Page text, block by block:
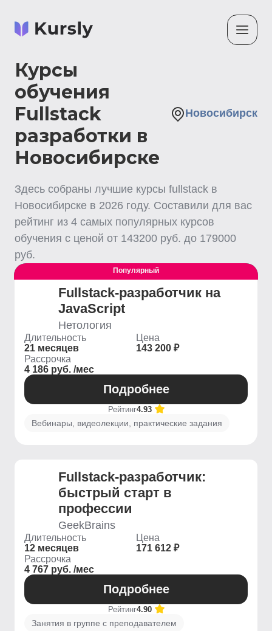
Курсы
обучения
Fullstack
разработки в
Новосибирске
Новосибирск
Здесь собраны лучшие курсы fullstack в
Новосибирске в 2026 году. Составили для вас
рейтинг из 4 самых популярных курсов
обучения с ценой от 143200 руб. до 179000
руб.
Выгодный
Популярный
Fullstack-разработчик на
JavaScript
Нетология
Длительность
21 месяцев
Цена
143 200 ₽
Рассрочка
4 186 руб. /мес
Подробнее
Рейтинг4.93
Вебинары, видеолекции, практические задания
Fullstack-разработчик:
быстрый старт в
профессии
GeekBrains
Длительность
12 месяцев
Цена
171 612 ₽
Рассрочка
4 767 руб. /мес
Подробнее
Рейтинг4.90
Занятия в группе с преподавателем